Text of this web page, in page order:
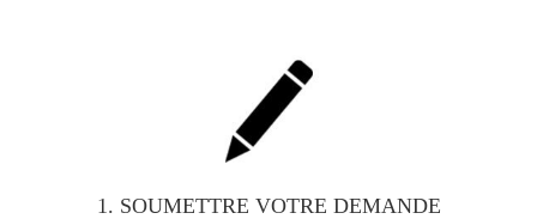
1. SOUMETTRE VOTRE DEMANDE